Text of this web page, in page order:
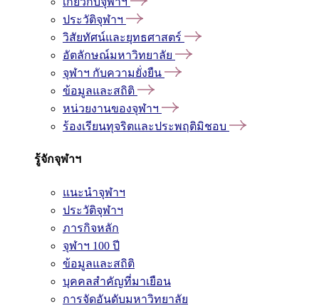
ประวัติจุฬาฯ
วิสัยทัศน์และยุทธศาสตร์
อัตลักษณ์มหาวิทยาลัย
จุฬาฯ กับความยั่งยืน
ข้อมูลและสถิติ
หน่วยงานของจุฬาฯ
ร้องเรียนทุจริตและประพฤติมิชอบ
รู้จักจุฬาฯ
แนะนำจุฬาฯ
ประวัติจุฬาฯ
ภารกิจหลัก
จุฬาฯ 100 ปี
ข้อมูลและสถิติ
บุคคลสำคัญที่มาเยือน
การจัดอันดับมหาวิทยาลัย